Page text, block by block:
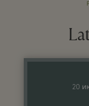
20